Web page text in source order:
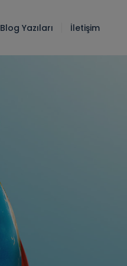
Blog Yazıları İletişim